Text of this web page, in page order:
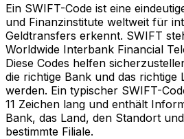
Ein SWIFT-Code ist eine
und Finanzinstitute weltweit für
Geldtransfers erkennt. SWIFT
Worldwide Interbank Financial
Diese Codes helfen
die richtige Bank und das richtige
werden. Ein typischer SWIFT-
11 Zeichen lang und enthält
Bank, das Land, den Standort
bestimmte Filiale.